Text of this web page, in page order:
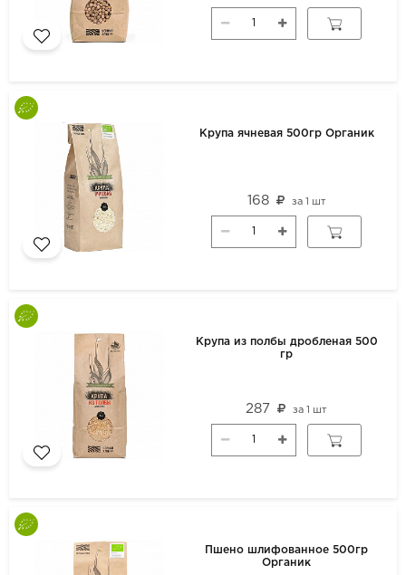
Крупа ячневая 500гр Органик
168 за 1 шт
Крупа из полбы дробленая 500
гр
287 за1 шт
Пшено шлифованное 500гр
Органик